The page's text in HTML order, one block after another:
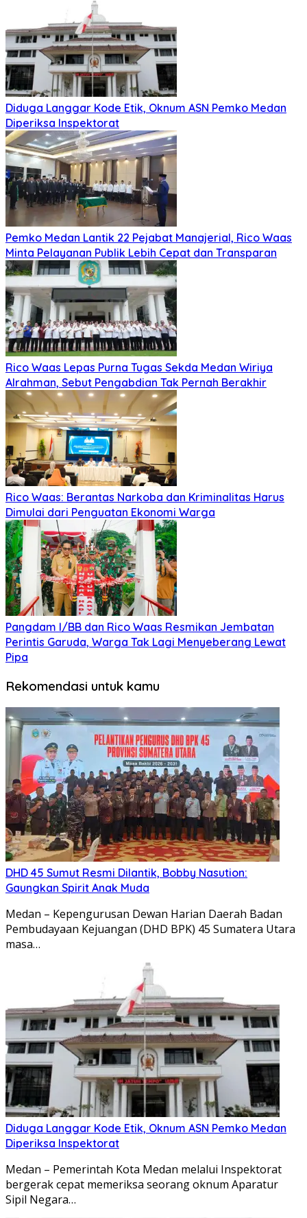
Diduga Langgar Kode Etik, Oknum ASN Pemko Medan
Diperiksa Inspektorat
Pemko Medan Lantik 22 Pejabat Manajerial, Rico Waas
Minta Pelayanan Publik Lebih Cepat dan Transparan
Rico Waas Lepas Purna Tugas Sekda Medan Wiriya
Alrahman, Sebut Pengabdian Tak Pernah Berakhir
Rico Waas: Berantas Narkoba dan Kriminalitas Harus
Dimulai dari Penguatan Ekonomi Warga
Pangdam I/BB dan Rico Waas Resmikan Jembatan
Perintis Garuda, Warga Tak Lagi Menyeberang Lewat
Pipa
Rekomendasi untuk kamu
DHD 45 Sumut Resmi Dilantik, Bobby Nasution:
Gaungkan Spirit Anak Muda
Medan – Kepengurusan Dewan Harian Daerah Badan
Pembudayaan Kejuangan (DHD BPK) 45 Sumatera Utara
masa…
Diduga Langgar Kode Etik, Oknum ASN Pemko Medan
Diperiksa Inspektorat
Medan – Pemerintah Kota Medan melalui Inspektorat
bergerak cepat memeriksa seorang oknum Aparatur
Sipil Negara…